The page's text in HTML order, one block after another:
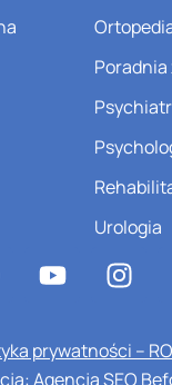
Urologia
prywatności –
Agencja SEO